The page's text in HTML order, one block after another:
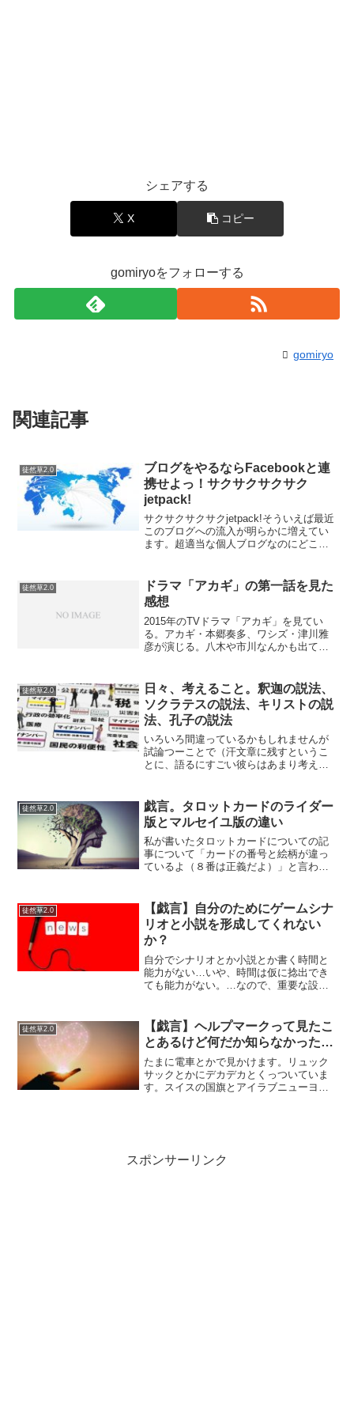
シェアする
X コピー
gomiryoをフォローする
gomiryo
関連記事
徒然草2.0
ブログをやるならFacebookと連
携せよっ！サクサクサクサク
jetpack!
サクサクサクサクjetpack!そういえば最近
このブログへの流入が明らかに増えてい
ます。超適当な個人ブログなのにどこか
すが、１つにFacebookへjetpackを使用...
徒然草2.0
ドラマ「アカギ」の第一話を見た
感想
2015年のTVドラマ「アカギ」を見てい
る。アカギ・本郷奏多、ワシズ・津川雅
彦が演じる。八木や市川なんかも出てく
思ったが、１話からビリビリ痺れる感じ
で、とても面白かった...
徒然草2.0
日々、考えること。釈迦の説法、
ソクラテスの説法、キリストの説
法、孔子の説法
いろいろ間違っているかもしれませんが
試論つーことで（汗文章に残すというこ
とに、語るにすごい彼らはあまり考えて
ス、キリスト、孔子、です。孔子につい
ては何か書物を書いたのか知...
徒然草2.0
戯言。タロットカードのライダー
版とマルセイユ版の違い
私が書いたタロットカードについての記
事について「カードの番号と絵柄が違っ
ているよ（８番は正義だよ）」と言われ
いうものがあることを知ったので、簡潔
にまとめてみた。占いには...
徒然草2.0
【戯言】自分のためにゲームシナ
リオと小説を形成してくれない
か？
自分でシナリオとか小説とか書く時間と
能力がない…いや、時間は仮に捻出でき
ても能力がない。…なので、重要な設定
いなのがいつかAIツールでできるように
なるのかな？という未来...
徒然草2.0
【戯言】ヘルプマークって見たこ
とあるけど何だか知らなかった…
たまに電車とかで見かけます。リュック
サックとかにデカデカとくっついていま
す。スイスの国旗とアイラブニューヨー
スポンサーリンク